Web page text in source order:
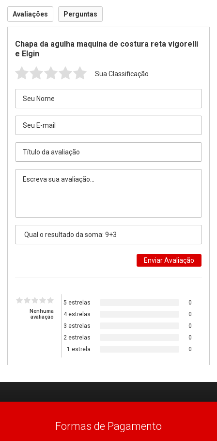
Avaliações Perguntas
Chapa da agulha maquina de costura reta vigorelli
e Elgin
Sua Classificação
Nenhuma
avaliação
5 estrelas
0
4 estrelas
0
3 estrelas
0
2 estrelas
0
1 estrela
0
Formas de Pagamento